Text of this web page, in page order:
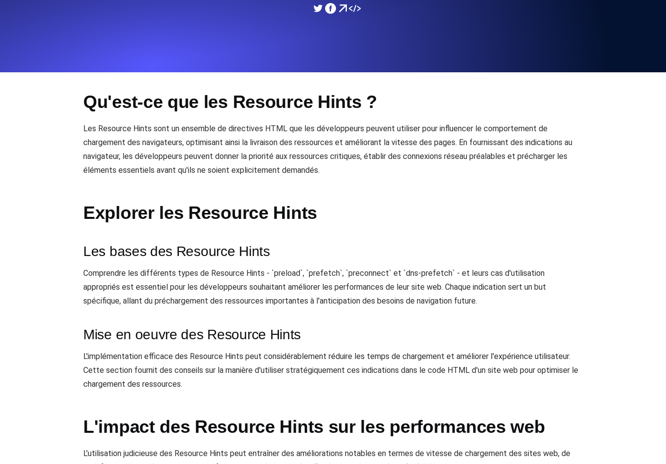
commencer.
Cron Job Monitoring
Heartbeat monitoring pour cron jobs et tâches planifiées. Gratuit pour
DNS Monitoring
DNS monitoring avec vérification des enregistrements et alertes.
TCP Monitoring
Uptime des ports et temps de connexion, depuis 26 régions.
Qu'est-ce que les Resource Hints ?
Les Resource Hints sont un ensemble de directives HTML que les développeurs peuvent utiliser pour influencer le comportement de
chargement des navigateurs, optimisant ainsi la livraison des ressources et améliorant la vitesse des pages. En fournissant des indications au
navigateur, les développeurs peuvent donner la priorité aux ressources critiques, établir des connexions réseau préalables et précharger les
éléments essentiels avant qu'ils ne soient explicitement demandés.
Explorer les Resource Hints
Les bases des Resource Hints
Comprendre les différents types de Resource Hints - `preload`, `prefetch`, `preconnect` et `dns-prefetch` - et leurs cas d'utilisation
appropriés est essentiel pour les développeurs souhaitant améliorer les performances de leur site web. Chaque indication sert un but
spécifique, allant du préchargement des ressources importantes à l'anticipation des besoins de navigation future.
Mise en oeuvre des Resource Hints
L'implémentation efficace des Resource Hints peut considérablement réduire les temps de chargement et améliorer l'expérience utilisateur.
Cette section fournit des conseils sur la manière d'utiliser stratégiquement ces indications dans le code HTML d'un site web pour optimiser le
chargement des ressources.
L'impact des Resource Hints sur les performances web
L'utilisation judicieuse des Resource Hints peut entraîner des améliorations notables en termes de vitesse de chargement des sites web, de